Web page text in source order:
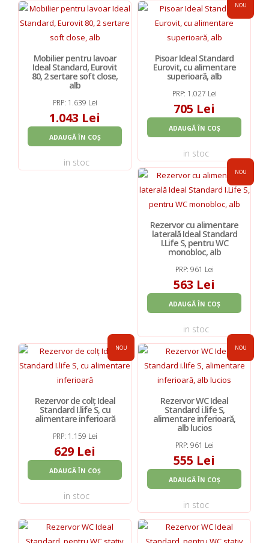
Mobilier pentru lavoar
Ideal Standard, Eurovit
80, 2 sertare soft close,
alb
PRP: 1.639 Lei
1.043 Lei
ADAUGĂ ÎN COȘ
in stoc
NOU
Pisoar Ideal Standard
Eurovit, cu alimentare
superioară, alb
PRP: 1.027 Lei
705 Lei
ADAUGĂ ÎN COȘ
in stoc
NOU
Rezervor cu alimentare
laterală Ideal Standard
I.Life S, pentru WC
monobloc, alb
PRP: 961 Lei
563 Lei
ADAUGĂ ÎN COȘ
in stoc
NOU
Rezervor de colț Ideal
Standard I.life S, cu
alimentare inferioară
PRP: 1.159 Lei
629 Lei
ADAUGĂ ÎN COȘ
in stoc
NOU
Rezervor WC Ideal
Standard i.life S,
alimentare inferioară,
alb lucios
PRP: 961 Lei
555 Lei
ADAUGĂ ÎN COȘ
in stoc